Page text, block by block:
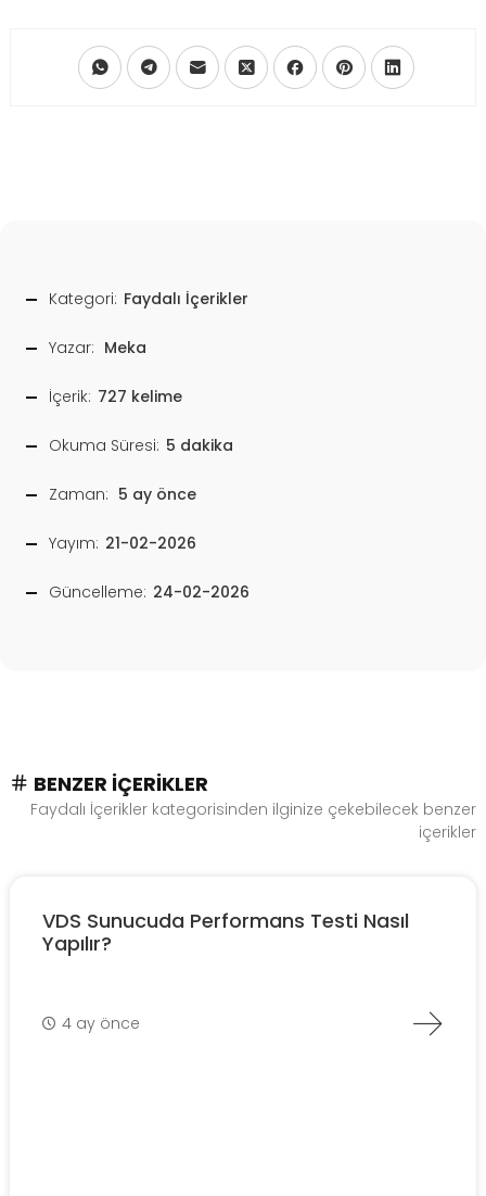
Kategori: Faydalı İçerikler
Yazar: Meka
İçerik: 727 kelime
Okuma Süresi: 5 dakika
Zaman: 5 ay önce
Yayım: 21-02-2026
Güncelleme: 24-02-2026
BENZER İÇERIKLER
Faydalı İçerikler kategorisinden ilginize çekebilecek benzer
içerikler
VDS Sunucuda Performans Testi Nasıl
Yapılır?
4 ay önce